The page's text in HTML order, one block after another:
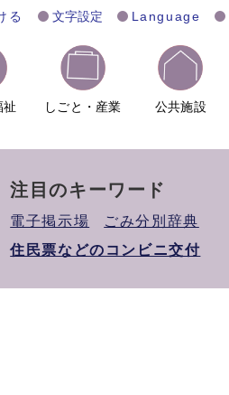
る 文字設定 Language
祉 しごと・産業 公共施設
注目のキーワード
電子掲示場
ごみ分別辞典
住民票などのコンビニ交付